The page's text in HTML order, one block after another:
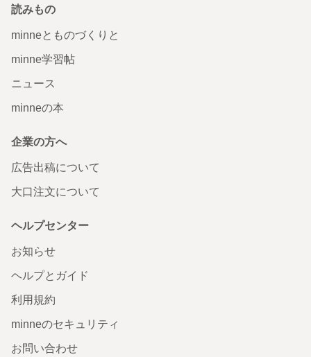
読みもの
minneとものづくりと
minne学習帖
ニュース
minneの本
企業の方へ
広告出稿について
大口注文について
ヘルプセンター
お知らせ
ヘルプとガイド
利用規約
minneのセキュリティ
お問い合わせ